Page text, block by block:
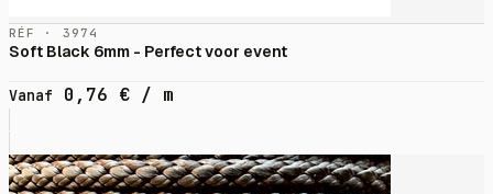
RÉF · 3974
Soft Black 6mm - Perfect voor event
Vanaf 0,76 € / m